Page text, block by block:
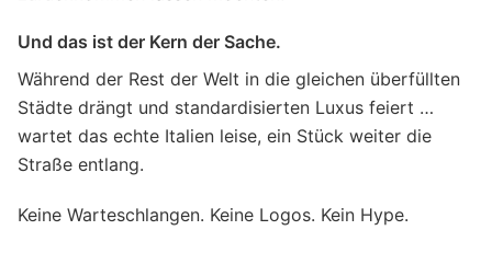
Und das ist der Kern der Sache.
Während der Rest der Welt in die gleichen überfüllten
Städte drängt und standardisierten Luxus feiert …
wartet das echte Italien leise, ein Stück weiter die
Straße entlang.
Keine Warteschlangen. Keine Logos. Kein Hype.